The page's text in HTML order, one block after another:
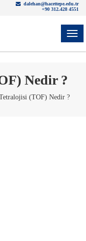
dalehan@hacettepe.edu.tr
+90 312.428 4551
Nedir ?
(TOF) Nedir ?